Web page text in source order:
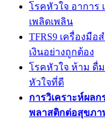
โรคหัวใจ อาการ
เพลิดเพลิน
TFRS9 เครื่องมื
เงินอย่างถูกต้อง
โรคหัวใจ ห้าม ดื่
หัวใจที่ดี
การวิเคราะห์ผล
พลาสติกต่อสุขภ